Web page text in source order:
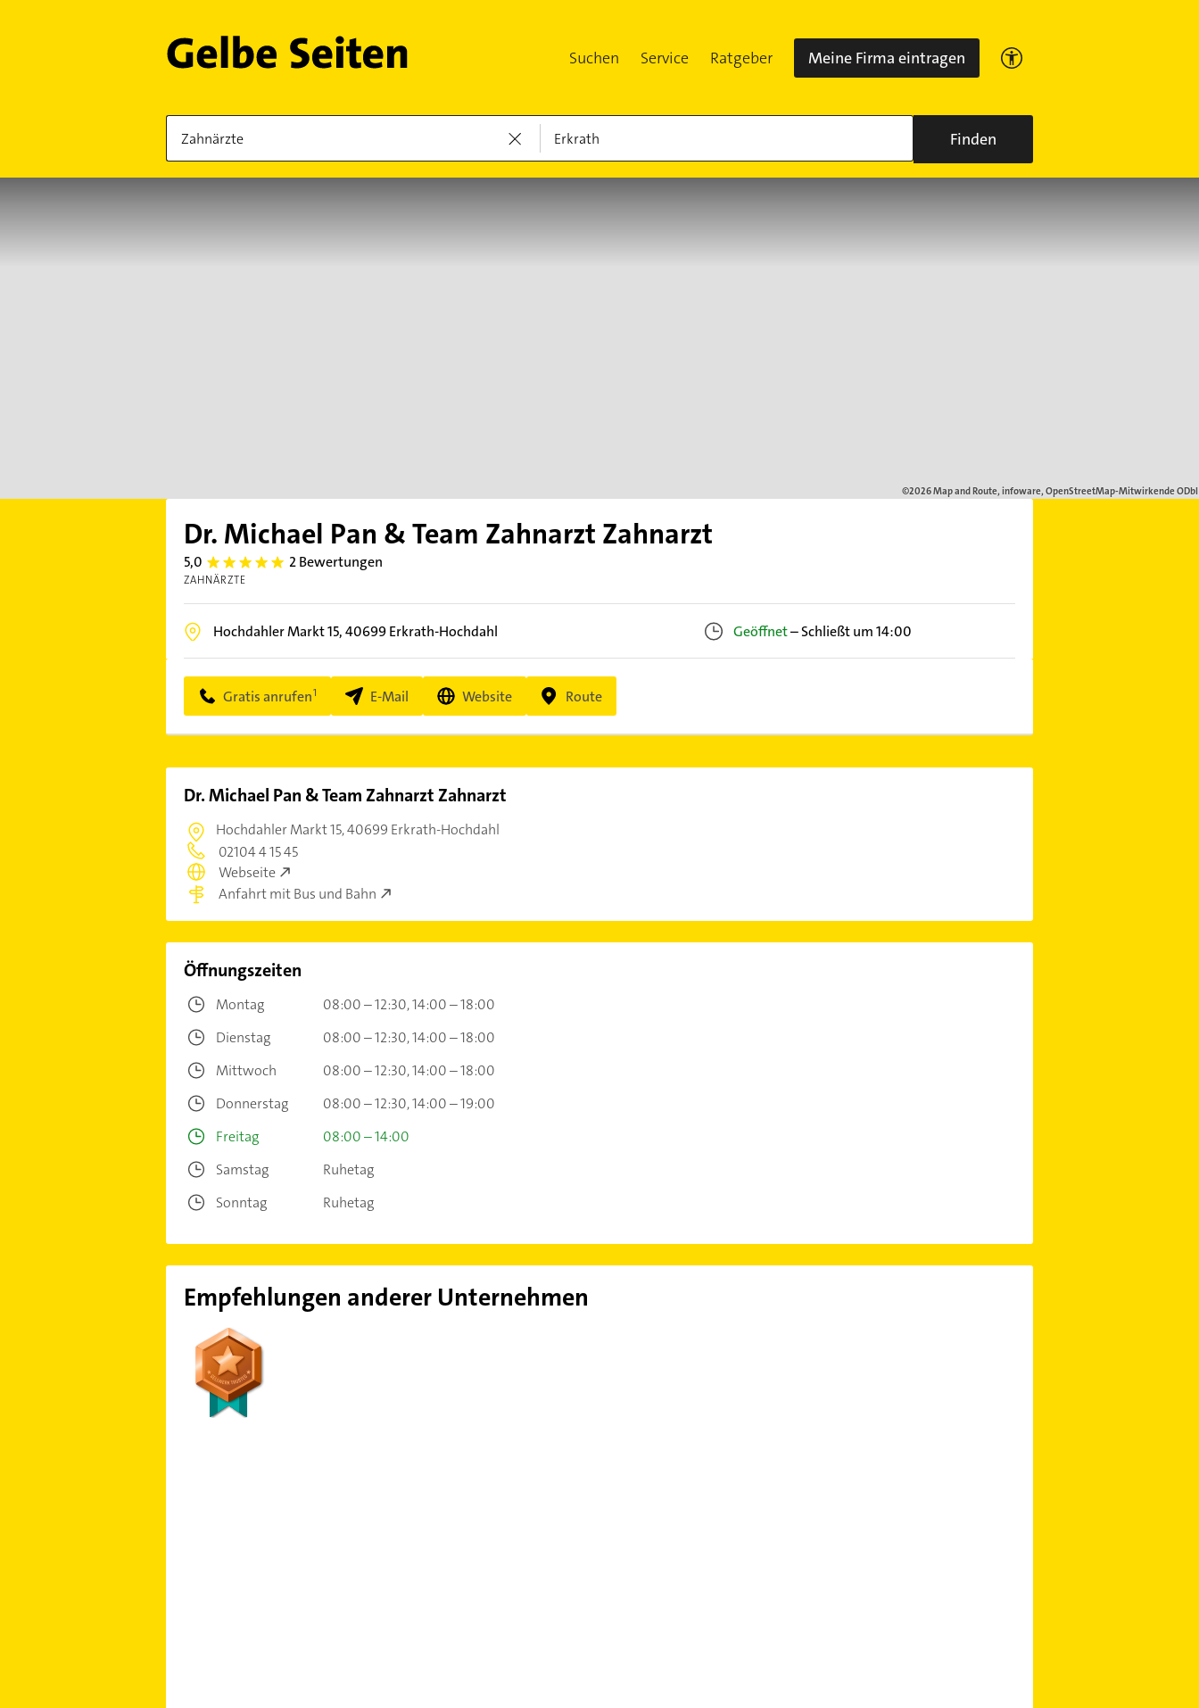
Suchen Service Ratgeber Meine Firma eintragen
Finden
Dr. Michael Pan & Team Zahnarzt Zahnarzt
5,0 5.0 2 Bewertungen
ZAHNÄRZTE
Hochdahler Markt 15,40699Erkrath-Hochdahl Geöffnet– Schließt um 14:00
Gratis anrufen E-Mail Website Route
Dr. Michael Pan & Team Zahnarzt Zahnarzt
Hochdahler Markt 15,40699 Erkrath-Hochdahl
02104 4 15 45
Webseite
Anfahrt mit Bus und Bahn
Öffnungszeiten
Montag 08:00 – 12:30 14:00 – 18:00
Dienstag
08:00 – 12:30 14:00 – 18:00
Mittwoch
08:00 – 12:30 14:00 – 18:00
Donnerstag
08:00 – 12:30 14:00 – 19:00
Freitag
08:00 – 14:00
Samstag
Ruhetag
Sonntag
Ruhetag
Empfehlungen anderer Unternehmen